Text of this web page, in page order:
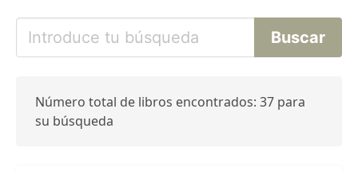
Número total de libros encontrados: 37 para
su búsqueda